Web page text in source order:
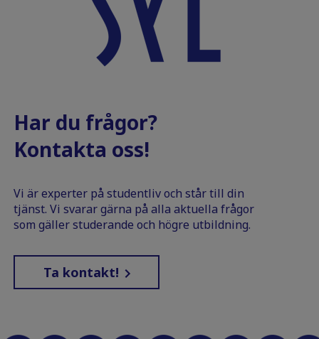
Har du frågor?
Kontakta oss!
Vi är experter på studentliv och står till din
tjänst. Vi svarar gärna på alla aktuella frågor
som gäller studerande och högre utbildning.
Ta kontakt!